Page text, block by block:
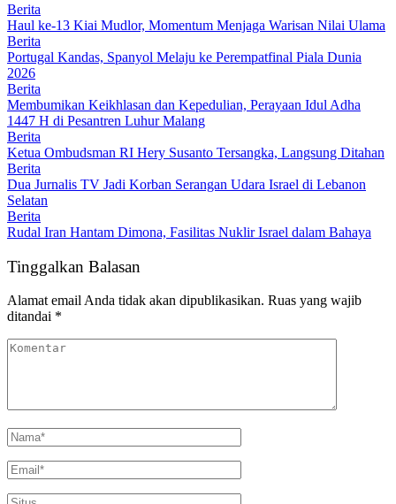
Berita
Haul ke-13 Kiai Mudlor, Momentum Menjaga Warisan Nilai Ulama
Berita
Portugal Kandas, Spanyol Melaju ke Perempatfinal Piala Dunia
2026
Berita
Membumikan Keikhlasan dan Kepedulian, Perayaan Idul Adha
1447 H di Pesantren Luhur Malang
Berita
Ketua Ombudsman RI Hery Susanto Tersangka, Langsung Ditahan
Berita
Dua Jurnalis TV Jadi Korban Serangan Udara Israel di Lebanon
Selatan
Berita
Rudal Iran Hantam Dimona, Fasilitas Nuklir Israel dalam Bahaya
Tinggalkan Balasan
Alamat email Anda tidak akan dipublikasikan. Ruas yang wajib
ditandai *